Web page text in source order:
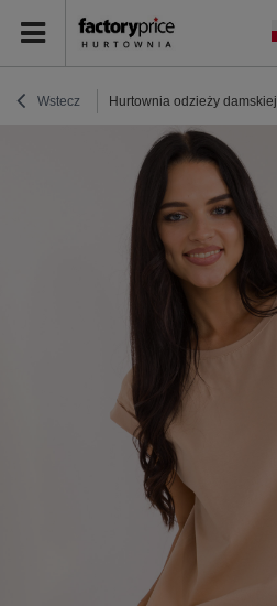
Wstecz Hurtownia odzieży damskiej